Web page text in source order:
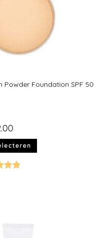
Powder Foundation SPF 50